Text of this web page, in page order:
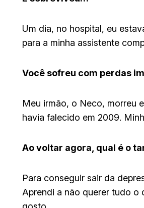
Um dia, no hospital, eu
para a minha assistente
Você sofreu com perdas
Meu irmão, o Neco, morreu
havia falecido em 2009.
Ao voltar agora, qual é o
Para conseguir sair da
Aprendi a não querer tudo o